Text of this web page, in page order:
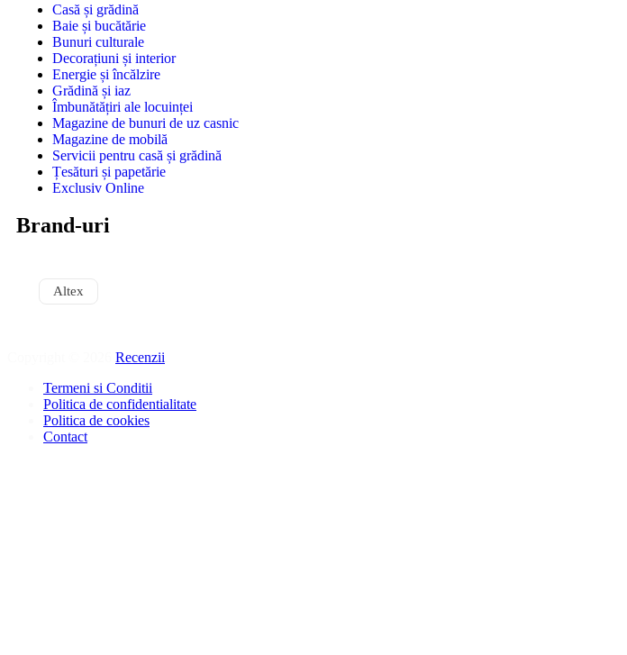
Casă și grădină
Baie și bucătărie
Bunuri culturale
Decorațiuni și interior
Energie și încălzire
Grădină și iaz
Îmbunătățiri ale locuinței
Magazine de bunuri de uz casnic
Magazine de mobilă
Servicii pentru casă și grădină
Țesături și papetărie
Exclusiv Online
Brand-uri
Altex
Recenzii
Termeni si Conditii
Politica de confidentialitate
Politica de cookies
Contact